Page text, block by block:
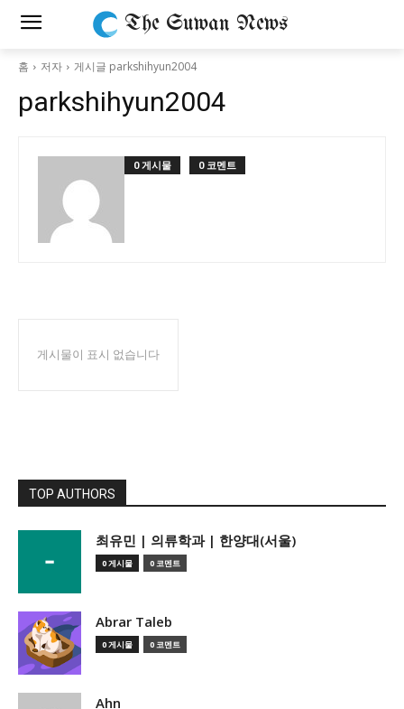
The Suwan News
홈 저자 게시글 parkshihyun2004
parkshihyun2004
0 게시물 0 코멘트
게시물이 표시 없습니다
TOP AUTHORS
­최유민 | 의류학과 | 한양대(서울)
0 게시물 0 코멘트
Abrar Taleb
0 게시물 0 코멘트
Ahn